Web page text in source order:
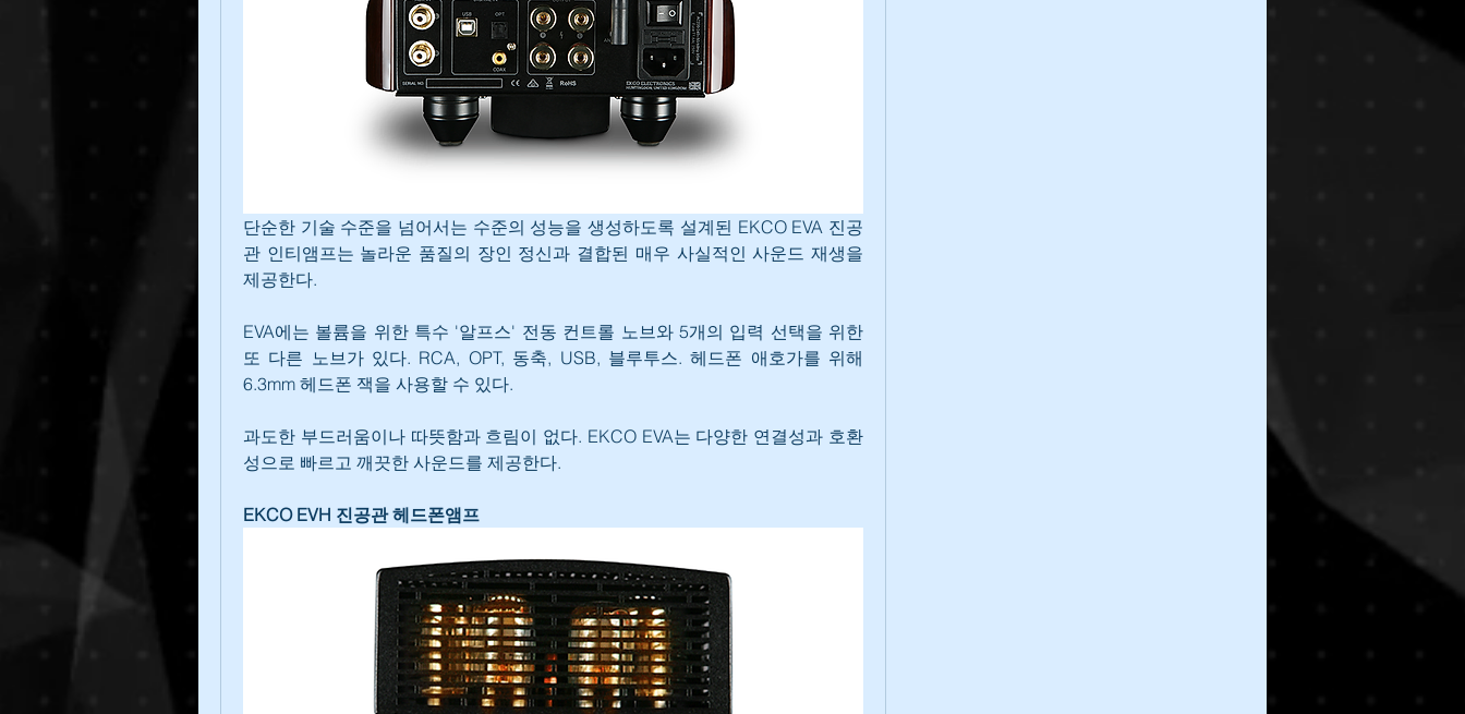
단순한 기술 수준을 넘어서는 수준의 성능을 생성하도록 설계된 EKCO EVA 진공
관 인티앰프는 놀라운 품질의 장인 정신과 결합된 매우 사실적인 사운드 재생을
제공한다.
EVA에는 볼륨을 위한 특수 '알프스' 전동 컨트롤 노브와 5개의 입력 선택을 위한
또 다른 노브가 있다. RCA, OPT, 동축, USB, 블루투스. 헤드폰 애호가를 위해
6.3mm 헤드폰 잭을 사용할 수 있다.
과도한 부드러움이나 따뜻함과 흐림이 없다. EKCO EVA는 다양한 연결성과 호환
성으로 빠르고 깨끗한 사운드를 제공한다.
EKCO EVH 진공관 헤드폰앰프